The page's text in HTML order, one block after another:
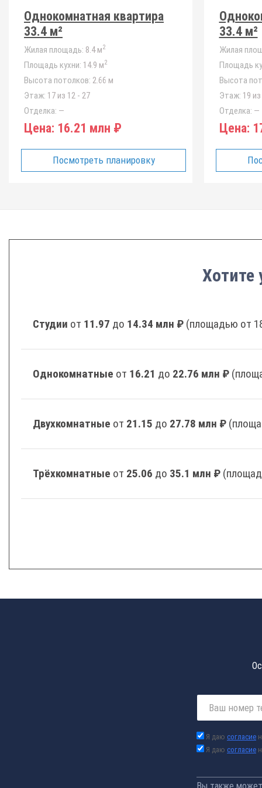
Однокомнатная квартира
33.4 м²
Жилая площадь: 8.4 м2
Площадь кухни: 14.9 м2
Высота потолков: 2.66 м
Этаж: 17 из 12 - 27
Отделка: —
Цена: 16.21 млн ₽
Посмотреть планировку
33.4 м²
Жилая
Площадь
Высота
Этаж: 19
Отделка: —
Цена:
Хотите
Студии от 11.97 до 14.34 млн ₽ (площадью от
Однокомнатные от 16.21 до 22.76 млн ₽
Двухкомнатные от 21.15 до 27.78 млн ₽
Трёхкомнатные от 25.06 до 35.1 млн ₽
Я даю согласие
Я даю согласие